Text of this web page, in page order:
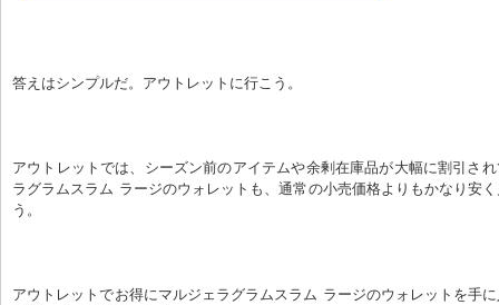
答えはシンプルだ。アウトレットに行こう。
アウトレットでは、シーズン前のアイテムや余剰在庫品が大幅に割引さ
ラグラムスラム ラージのウォレットも、通常の小売価格よりもかなり安
う。
アウトレットでお得にマルジェラグラムスラム ラージのウォレットを手